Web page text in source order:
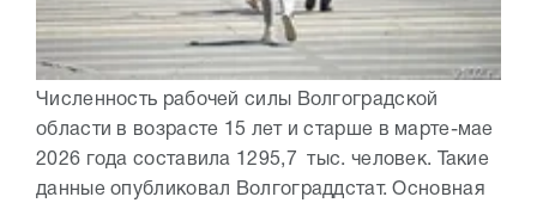
Численность рабочей силы Волгоградской
области в возрасте 15 лет и старше в марте-мае
2026 года составила 1295,7 тыс. человек. Такие
данные опубликовал Волгограддстат. Основная